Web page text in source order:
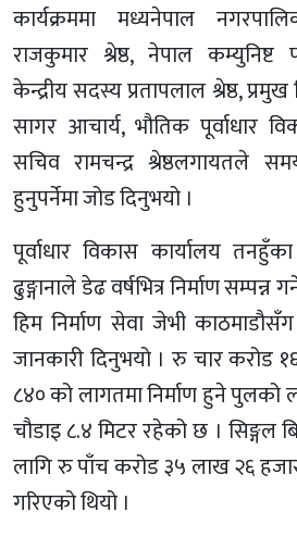
कार्यक्रममा मध्यनेपाल
राजकुमार श्रेष्ठ, नेपाल कम्युनिष्ट
केन्द्रीय सदस्य प्रतापलाल श्रेष्ठ,
सागर आचार्य, भौतिक पूर्वाधार
सचिव रामचन्द्र श्रेष्ठलगायतले
हुनुपर्नेमा जोड दिनुभयो ।
पूर्वाधार विकास कार्यालय
ढुङ्गानाले डेढ वर्षभित्र निर्माण सम्पन्न
हिम निर्माण सेवा जेभी
जानकारी दिनुभयो । रु चार करोड
८४० को लागतमा निर्माण हुने पुलको
चौडाइ ८.४ मिटर रहेको छ । सिङ्गल
लागि रु पाँच करोड ३५ लाख २६
गरिएको थियो ।